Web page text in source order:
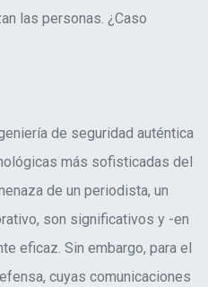
las personas. ¿Caso
de seguridad auténtica
más sofisticadas del
de un periodista, un
son significativos y -en
eficaz. Sin embargo, para el
cuyas comunicaciones